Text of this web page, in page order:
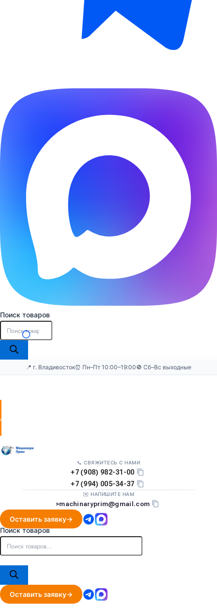
Поиск товаров
📍 г. Владивосток⏰ Пн–Пт 10:00–19:00🚫 Сб–Вс выходные
заявку
📞 СВЯЖИТЕСЬ С НАМИ
+7 (908) 982-31-00
+7 (994) 005-34-37
✉️ НАПИШИТЕ НАМ
>machinaryprim@gmail.com
Оставить заявку
Поиск товаров
Оставить заявку